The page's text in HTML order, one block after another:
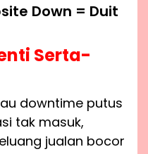
Down = Duit
Serta-
downtime putus
tak masuk,
jualan bocor